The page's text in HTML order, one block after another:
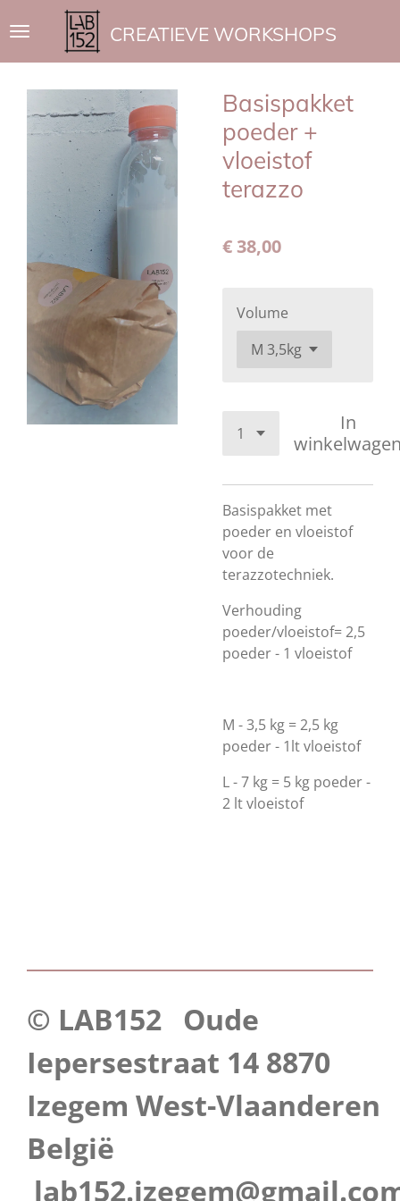
direct
naar
hoofdinhoud
CREATIEVE WORKSHOPS
Basispakket
poeder +
vloeistof
terazzo
€ 38,00
Volume
In
Basispakket met
poeder en vloeistof
voor de
terazzotechniek.
Verhouding
poeder/vloeistof= 2,5
poeder - 1 vloeistof
M - 3,5 kg = 2,5 kg
poeder - 1lt vloeistof
L - 7 kg = 5 kg poeder -
2 lt vloeistof
© LAB152 Oude
Iepersestraat 14 8870
Izegem West-Vlaanderen
België